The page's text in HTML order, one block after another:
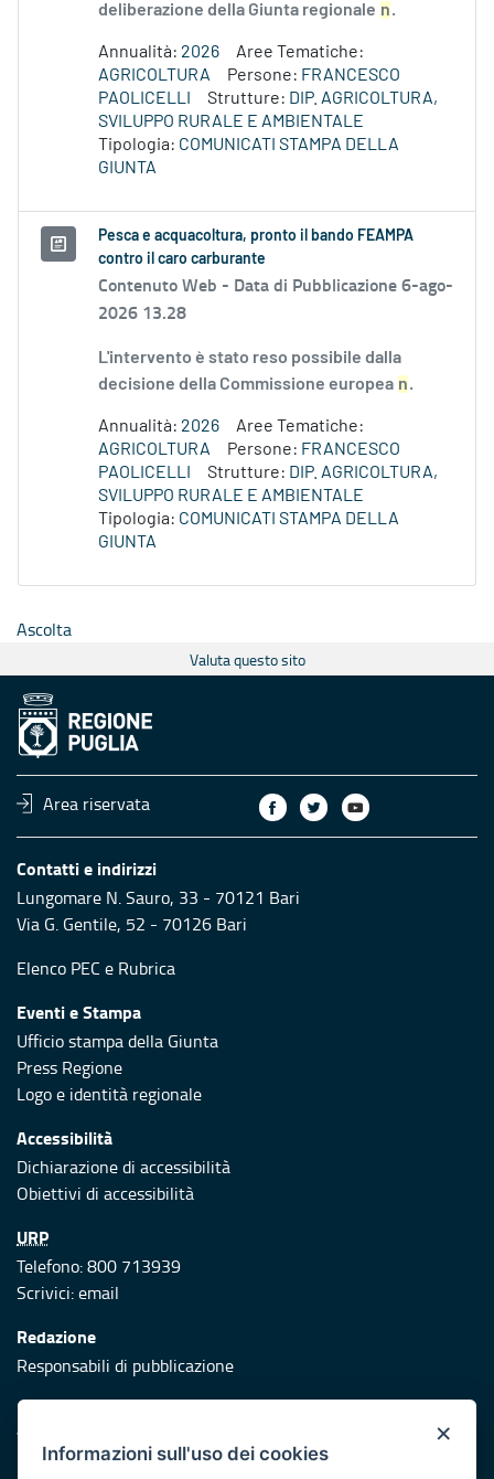
deliberazione della Giunta regionale n.
Annualità: 2026
Aree Tematiche:
AGRICOLTURA
Persone: FRANCESCO
PAOLICELLI
Strutture: DIP. AGRICOLTURA,
SVILUPPO RURALE E AMBIENTALE
Tipologia: COMUNICATI STAMPA DELLA
GIUNTA
Pesca e acquacoltura, pronto il bando FEAMPA
contro il caro carburante
Contenuto Web - Data di Pubblicazione 6-ago-
2026 13.28
L'intervento è stato reso possibile dalla
decisione della Commissione europea n.
Annualità: 2026
Aree Tematiche:
AGRICOLTURA
Persone: FRANCESCO
PAOLICELLI
Strutture: DIP. AGRICOLTURA,
SVILUPPO RURALE E AMBIENTALE
Tipologia: COMUNICATI STAMPA DELLA
GIUNTA
Ascolta
Valuta questo sito
Area riservata
Contatti e indirizzi
Lungomare N. Sauro, 33 - 70121 Bari
Via G. Gentile, 52 - 70126 Bari
Elenco PEC e Rubrica
Eventi e Stampa
Ufficio stampa della Giunta
Press Regione
Logo e identità regionale
Accessibilità
Dichiarazione di accessibilità
Obiettivi di accessibilità
URP
Telefono: 800 713939
Scrivici:email
Redazione
Responsabili di pubblicazione
Protezione civile
Vai al sito di Protezione Civile Puglia
×
Informazioni sull'uso dei cookies